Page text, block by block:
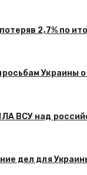
2,7% по
Украины
ВСУ над
дел для